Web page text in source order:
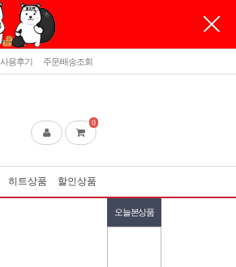
사용후기 주문/배송조회
0
히트상품 할인상품
오늘본상품